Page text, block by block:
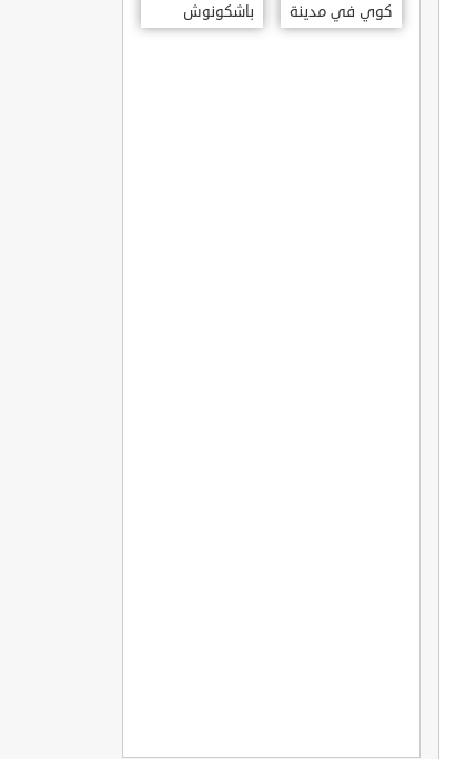
كوي في مدينة
داتشا الساحلية
باشكونوش
الطبيعية في